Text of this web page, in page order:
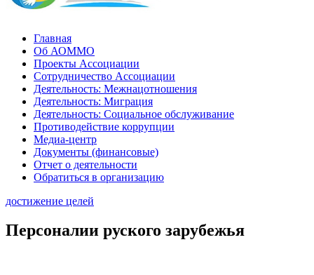
Главная
Об АОММО
Проекты Ассоциации
Сотрудничество Ассоциации
Деятельность: Межнацотношения
Деятельность: Миграция
Деятельность: Социальное обслуживание
Противодействие коррупции
Медиа-центр
Документы (финансовые)
Отчет о деятельности
Обратиться в организацию
достижение целей
Персоналии руского зарубежья